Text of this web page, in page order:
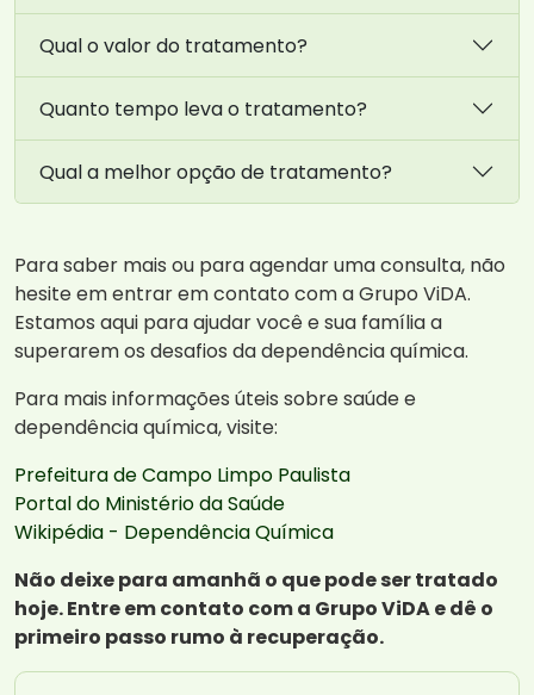
Qual o valor do tratamento?
Quanto tempo leva o tratamento?
Qual a melhor opção de tratamento?
Para saber mais ou para agendar uma consulta, não
hesite em entrar em contato com a Grupo ViDA.
Estamos aqui para ajudar você e sua família a
superarem os desafios da dependência química.
Para mais informações úteis sobre saúde e
dependência química, visite:
Prefeitura de Campo Limpo Paulista
Portal do Ministério da Saúde
Wikipédia - Dependência Química
Não deixe para amanhã o que pode ser tratado
hoje. Entre em contato com a Grupo ViDA e dê o
primeiro passo rumo à recuperação.